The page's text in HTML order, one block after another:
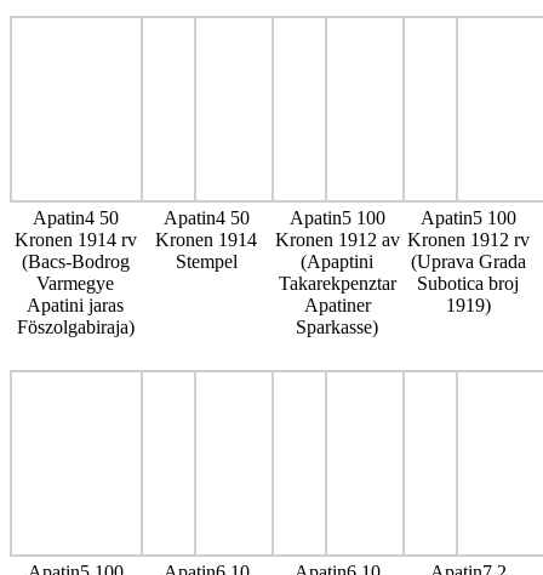
Apatin4 50
Kronen 1914 rv
(Bacs-Bodrog
Varmegye
Apatini jaras
Föszolgabiraja)
Apatin4 50
Kronen 1914
Stempel
Apatin5 100
Kronen 1912 av
(Apaptini
Takarekpenztar
Apatiner
Sparkasse)
Apatin5 100
Kronen 1912 rv
(Uprava Grada
Subotica broj
1919)